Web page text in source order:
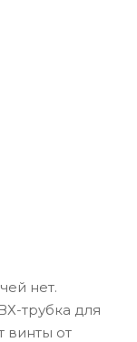
нет.
трубка для
винты от